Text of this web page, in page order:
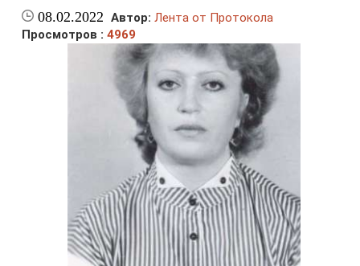
08.02.2022 Автор: Лента от Протокола
Просмотров :4969